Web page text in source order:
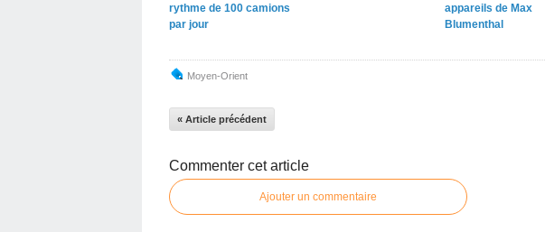
rythme de 100 camions
par jour
appareils de Max
Blumenthal
Moyen-Orient
« Article précédent
Commenter cet article
Ajouter un commentaire